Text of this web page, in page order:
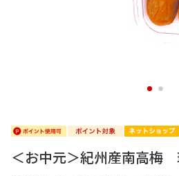
1 2
＜お中元＞紀州産南高梅